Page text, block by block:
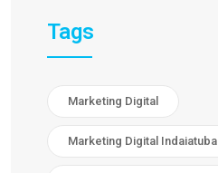
Tags
Marketing Digital
Marketing Digital Indaiatuba